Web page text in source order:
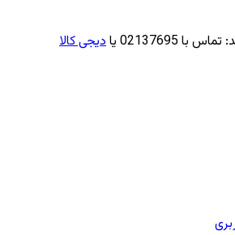
: تماس با 02137695 یا دیجی کالا